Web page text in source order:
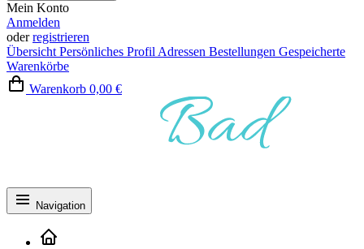
Mein Konto
Anmelden
oderregistrieren
Übersicht Persönliches Profil Adressen Bestellungen Gespeicherte
Warenkörbe
Warenkorb 0,00 €
Navigation